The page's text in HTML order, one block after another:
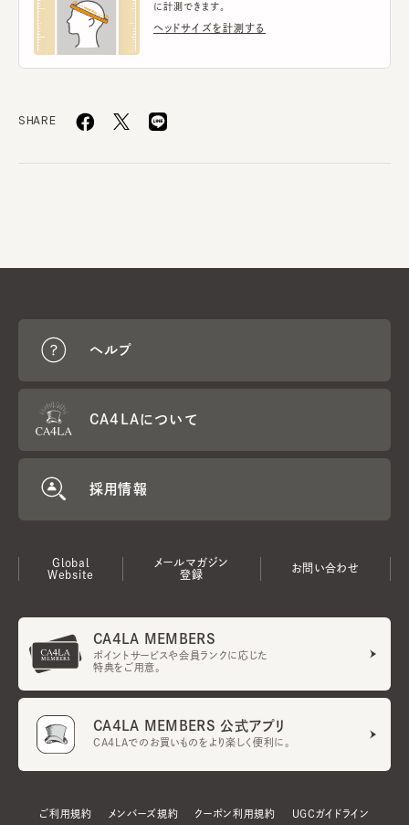
に計測できます。
ヘッドサイズを計測する
SHARE
ヘルプ
CA4LAについて
採用情報
Global
Website
メールマガジン
登録
お問い合わせ
CA4LA MEMBERS
ポイントサービスや会員ランクに応じた
特典をご用意。
CA4LA MEMBERS 公式アプリ
CA4LAでのお買いものをより楽しく便利に。
ご利用規約 メンバーズ規約 クーポン利用規約 UGCガイドライン